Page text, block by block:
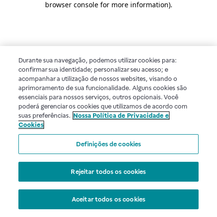
browser console for more information).
Durante sua navegação, podemos utilizar cookies para:
confirmar sua identidade; personalizar seu acesso; e
acompanhar a utilização de nossos websites, visando o
aprimoramento de sua funcionalidade. Alguns cookies são
essenciais para nossos serviços, outros opcionais. Você
poderá gerenciar os cookies que utilizamos de acordo com
suas preferências. Nossa Política de Privacidade e
Cookies
Definições de cookies
Rejeitar todos os cookies
Aceitar todos os cookies